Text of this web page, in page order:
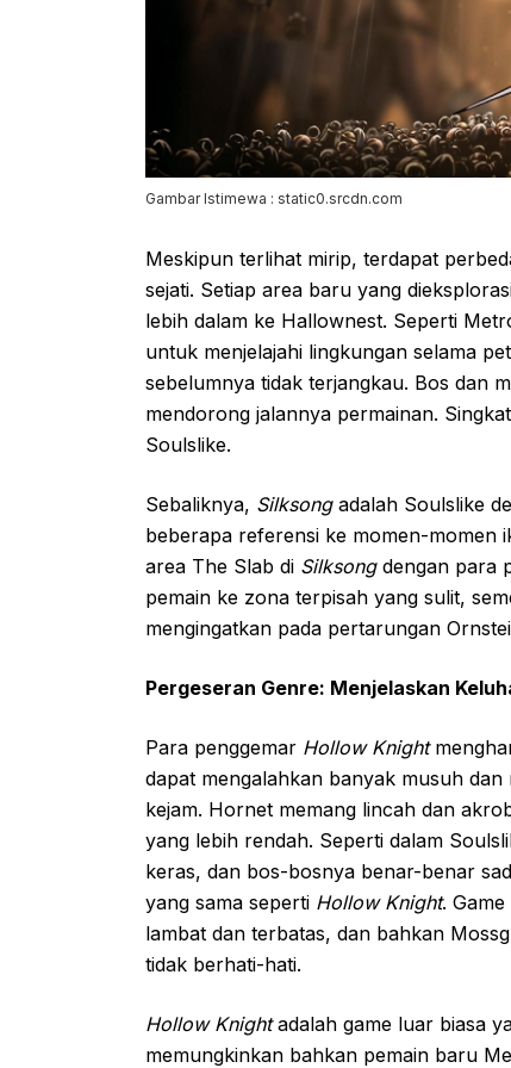
Gambar Istimewa : static0.srcdn.com
Meskipun terlihat mirip, terdapat
sejati. Setiap area baru yang
lebih dalam ke Hallownest. Seperti
untuk menjelajahi lingkungan selama
sebelumnya tidak terjangkau. Bos dan
mendorong jalannya permainan.
Soulslike.
Sebaliknya, Silksongadalah Soulslike
beberapa referensi ke momen-momen
area The Slab di Silksongdengan para
pemain ke zona terpisah yang sulit,
mengingatkan pada pertarungan
Pergeseran Genre: Menjelaskan
Para penggemar Hollow Knight
dapat mengalahkan banyak musuh
kejam. Hornet memang lincah dan
yang lebih rendah. Seperti dalam
keras, dan bos-bosnya benar-benar
yang sama seperti Hollow Knight.
lambat dan terbatas, dan bahkan
tidak berhati-hati.
Hollow Knightadalah game luar biasa
memungkinkan bahkan pemain baru